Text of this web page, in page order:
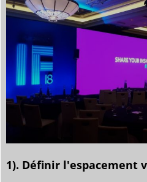
1). Définir l'espacement